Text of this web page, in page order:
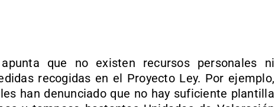
que no existen recursos personales ni
recogidas en el Proyecto Ley. Por ejemplo,
han denunciado que no hay suficiente plantilla